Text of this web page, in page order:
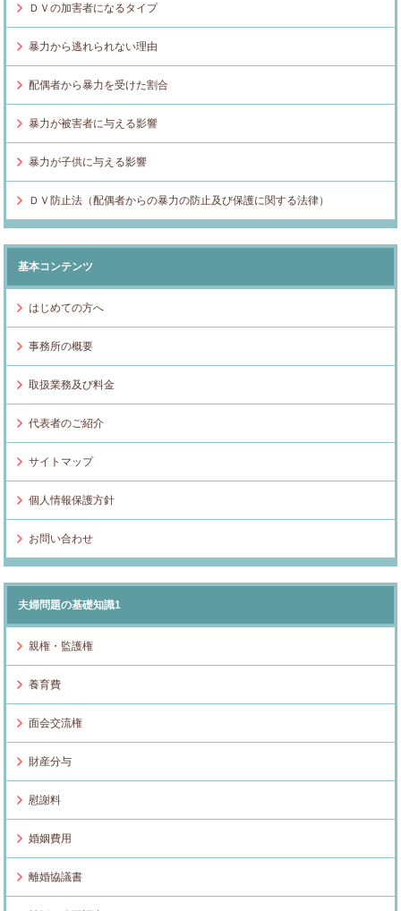
ＤＶの加害者になるタイプ
暴力から逃れられない理由
配偶者から暴力を受けた割合
暴力が被害者に与える影響
暴力が子供に与える影響
ＤＶ防止法（配偶者からの暴力の防止及び保護に関する法律）
基本コンテンツ
はじめての方へ
事務所の概要
取扱業務及び料金
代表者のご紹介
サイトマップ
個人情報保護方針
お問い合わせ
夫婦問題の基礎知識1
親権・監護権
養育費
面会交流権
財産分与
慰謝料
婚姻費用
離婚協議書